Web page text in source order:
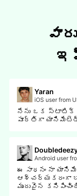
Yaran
iOS user from
నేను ఒక స్టాటిక్
పూర్తిగా
Android user
ఈ సాధనం నా
ఆశ్చర్యకరంగా
మృదువైన